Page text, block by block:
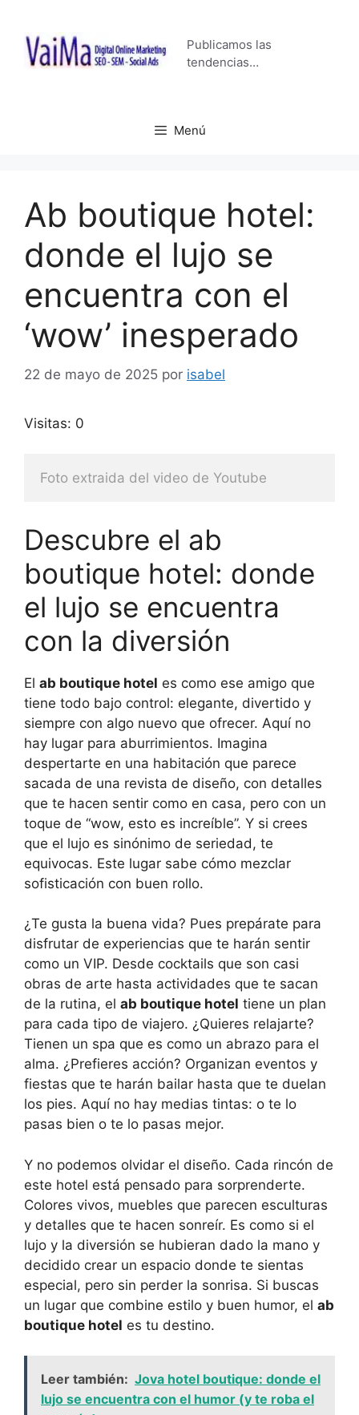
contenido
Publicamos las
tendencias…
Menú
Ab boutique hotel:
donde el lujo se
encuentra con el
‘wow’ inesperado
22 de mayo de 2025 por isabel
Visitas: 0
Foto extraida del video de Youtube
Descubre el ab
boutique hotel: donde
el lujo se encuentra
con la diversión
El ab boutique hotel es como ese amigo que
tiene todo bajo control: elegante, divertido y
siempre con algo nuevo que ofrecer. Aquí no
hay lugar para aburrimientos. Imagina
despertarte en una habitación que parece
sacada de una revista de diseño, con detalles
que te hacen sentir como en casa, pero con un
toque de “wow, esto es increíble”. Y si crees
que el lujo es sinónimo de seriedad, te
equivocas. Este lugar sabe cómo mezclar
sofisticación con buen rollo.
¿Te gusta la buena vida? Pues prepárate para
disfrutar de experiencias que te harán sentir
como un VIP. Desde cocktails que son casi
obras de arte hasta actividades que te sacan
de la rutina, el ab boutique hotel tiene un plan
para cada tipo de viajero. ¿Quieres relajarte?
Tienen un spa que es como un abrazo para el
alma. ¿Prefieres acción? Organizan eventos y
fiestas que te harán bailar hasta que te duelan
los pies. Aquí no hay medias tintas: o te lo
pasas bien o te lo pasas mejor.
Y no podemos olvidar el diseño. Cada rincón de
este hotel está pensado para sorprenderte.
Colores vivos, muebles que parecen esculturas
y detalles que te hacen sonreír. Es como si el
lujo y la diversión se hubieran dado la mano y
decidido crear un espacio donde te sientas
especial, pero sin perder la sonrisa. Si buscas
un lugar que combine estilo y buen humor, el ab
boutique hotel es tu destino.
Leer también: Jova hotel boutique: donde el
lujo se encuentra con el humor (y te roba el